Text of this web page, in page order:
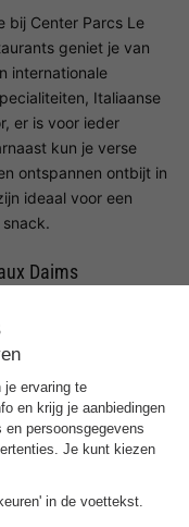
bij Center Parcs Le
geniet je van
internationale
Italiaanse
er is voor ieder
kun je verse
ontspannen ontbijt in
ideaal voor een
Daims
een
overgenomen door
Liefhebbers van
Loire-Anjou-Touraine
door
is een bezoek aan
staan.